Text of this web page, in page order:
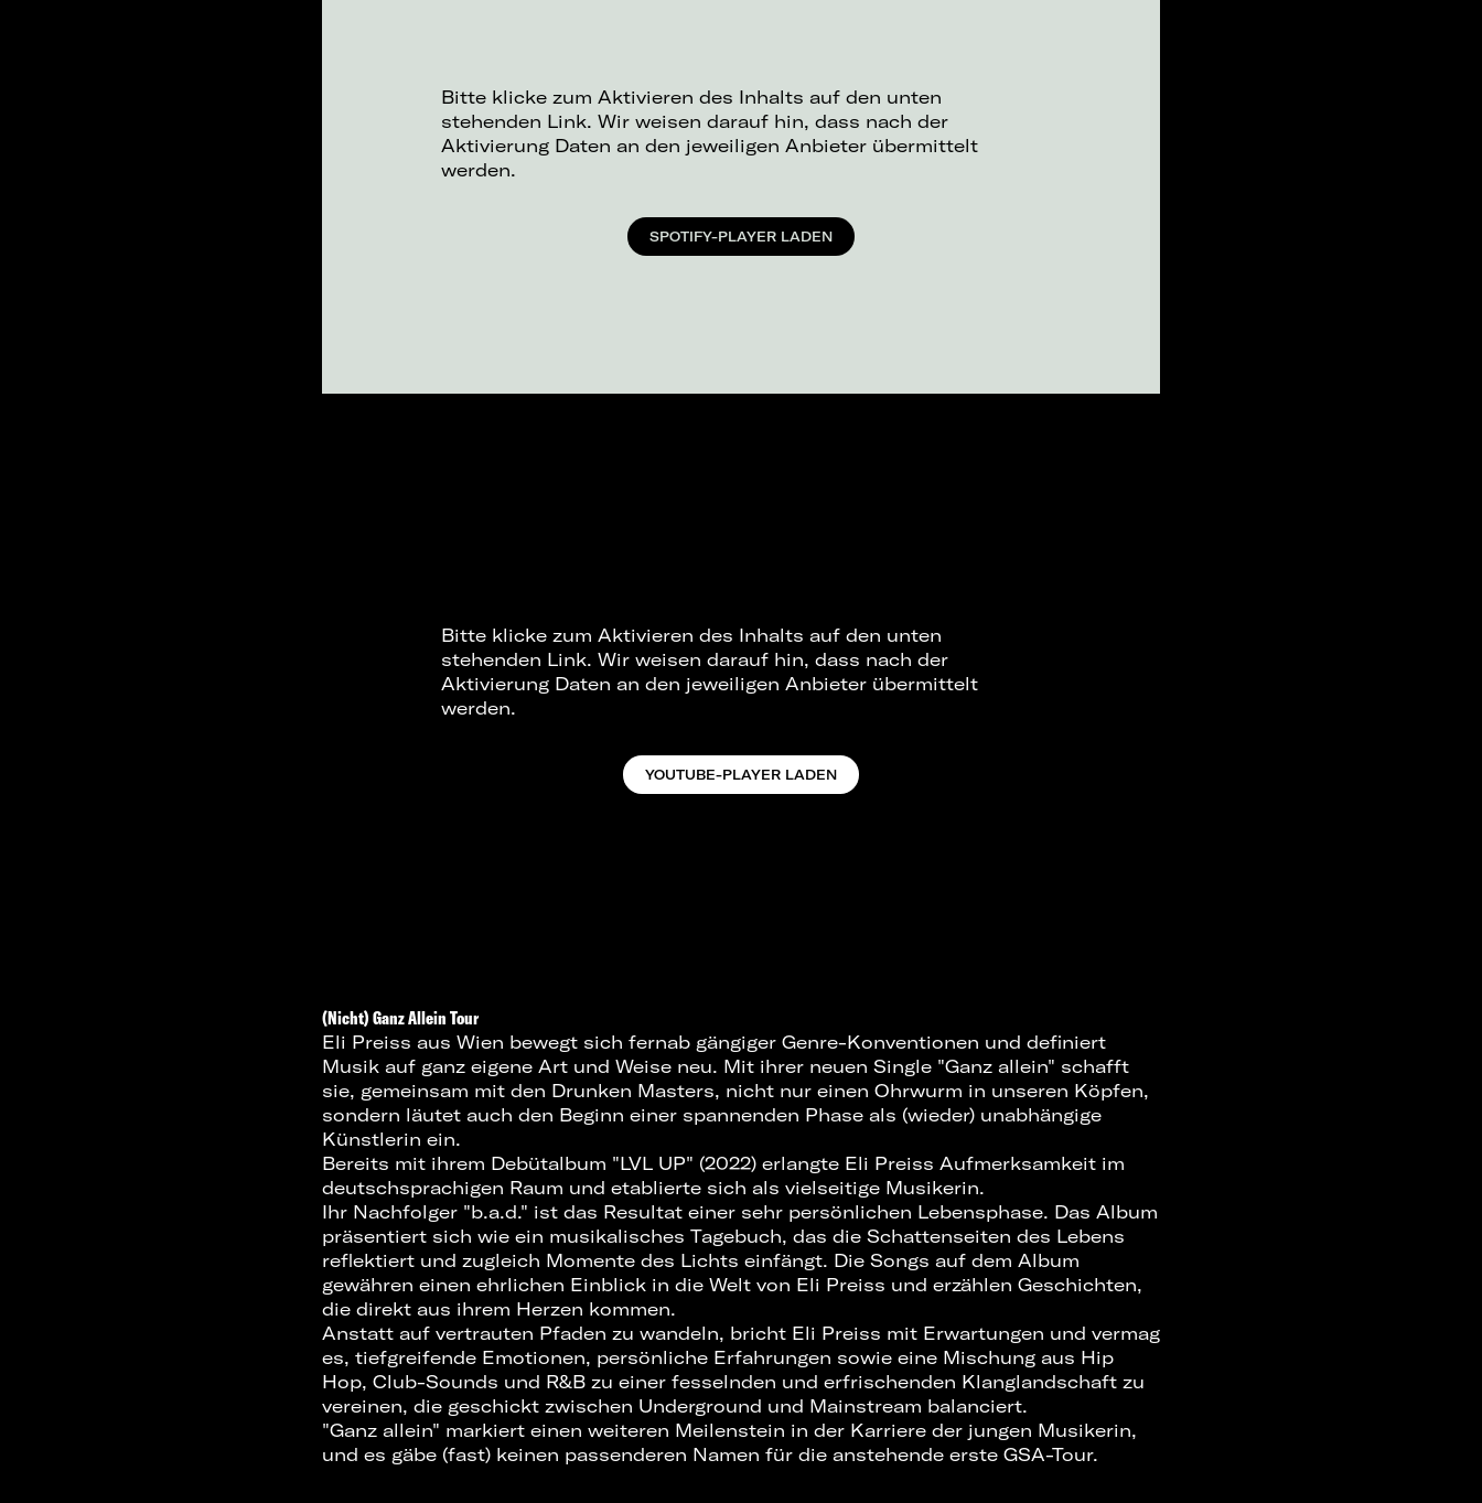
Bitte klicke zum Aktivieren des Inhalts auf den unten
stehenden Link. Wir weisen darauf hin, dass nach der
Aktivierung Daten an den jeweiligen Anbieter übermittelt
werden.
SPOTIFY-PLAYER LADEN
Bitte klicke zum Aktivieren des Inhalts auf den unten
stehenden Link. Wir weisen darauf hin, dass nach der
Aktivierung Daten an den jeweiligen Anbieter übermittelt
werden.
YOUTUBE-PLAYER LADEN
(Nicht) Ganz Allein Tour
Eli Preiss aus Wien bewegt sich fernab gängiger Genre-Konventionen und definiert
Musik auf ganz eigene Art und Weise neu. Mit ihrer neuen Single "Ganz allein" schafft
sie, gemeinsam mit den Drunken Masters, nicht nur einen Ohrwurm in unseren Köpfen,
sondern läutet auch den Beginn einer spannenden Phase als (wieder) unabhängige
Künstlerin ein.
Bereits mit ihrem Debütalbum "LVL UP" (2022) erlangte Eli Preiss Aufmerksamkeit im
deutschsprachigen Raum und etablierte sich als vielseitige Musikerin.
Ihr Nachfolger "b.a.d." ist das Resultat einer sehr persönlichen Lebensphase. Das Album
präsentiert sich wie ein musikalisches Tagebuch, das die Schattenseiten des Lebens
reflektiert und zugleich Momente des Lichts einfängt. Die Songs auf dem Album
gewähren einen ehrlichen Einblick in die Welt von Eli Preiss und erzählen Geschichten,
die direkt aus ihrem Herzen kommen.
Anstatt auf vertrauten Pfaden zu wandeln, bricht Eli Preiss mit Erwartungen und vermag
es, tiefgreifende Emotionen, persönliche Erfahrungen sowie eine Mischung aus Hip
Hop, Club-Sounds und R&B zu einer fesselnden und erfrischenden Klanglandschaft zu
vereinen, die geschickt zwischen Underground und Mainstream balanciert.
"Ganz allein" markiert einen weiteren Meilenstein in der Karriere der jungen Musikerin,
und es gäbe (fast) keinen passenderen Namen für die anstehende erste GSA-Tour.